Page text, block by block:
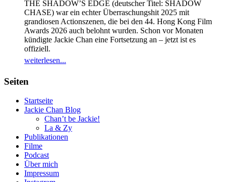
THE SHADOW’S EDGE (deutscher Titel: SHADOW
CHASE) war ein echter Überraschungshit 2025 mit
grandiosen Actionszenen, die bei den 44. Hong Kong Film
Awards 2026 auch belohnt wurden. Schon vor Monaten
kündigte Jackie Chan eine Fortsetzung an – jetzt ist es
offiziell.
weiterlesen...
Seiten
Startseite
Jackie Chan Blog
Chan’t be Jackie!
La & Zy
Publikationen
Filme
Podcast
Über mich
Impressum